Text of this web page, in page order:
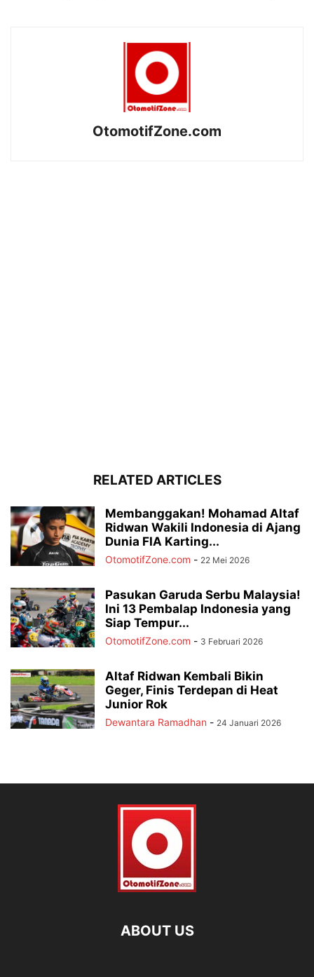
OtomotifZone.com
RELATED ARTICLES
Membanggakan! Mohamad Altaf
Ridwan Wakili Indonesia di Ajang
Dunia FIA Karting...
OtomotifZone.com - 22 Mei 2026
Pasukan Garuda Serbu Malaysia!
Ini 13 Pembalap Indonesia yang
Siap Tempur...
OtomotifZone.com - 3 Februari 2026
Altaf Ridwan Kembali Bikin
Geger, Finis Terdepan di Heat
Junior Rok
Dewantara Ramadhan - 24 Januari 2026
ABOUT US